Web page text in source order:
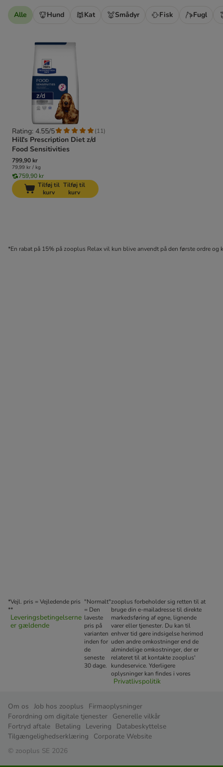
Alle Hund Kat Smådyr Fisk Fugl
Rating: 4.55/5 (11)
Hill's Prescription Diet z/d
Food Sensitivities
799,90 kr
79,99 kr / kg
759,90 kr
Tilføj til
kurv
Tilføj til
kurv
*En rabat på 15% på zooplus Relax vil kun blive anvendt på den første ordre
*Vejl. pris = Vejledende pris
**
Leveringsbetingelserne
er gældende
"Normalt"
= Den
laveste
pris på
varianten
inden for
de
seneste
30 dage.
zooplus forbeholder sig retten til at
bruge din e-mailadresse til direkte
markedsføring af egne, lignende
varer eller tjenester. Du kan til
enhver tid gøre indsigelse herimod
uden andre omkostninger end de
almindelige omkostninger, der er
relateret til at kontakte zooplus'
kundeservice. Yderligere
oplysninger kan findes i vores
Privatlivspolitik
Om os Job hos zooplus
Firmaoplysninger
Forordning om digitale tjenester Generelle vilkår
Fortryd aftale Betaling Levering
Databeskyttelse
Tilgængelighedserklæring
Corporate Website
© zooplus SE 2026